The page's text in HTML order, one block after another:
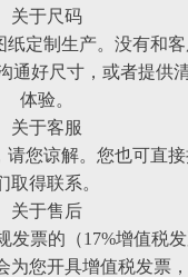
关于尺码
定制生产。没有和
通好尺寸，或者提供
体验。
关于客服
您谅解。您也可直
取得联系。
关于售后
票的（17%增值税
您开具增值税发票